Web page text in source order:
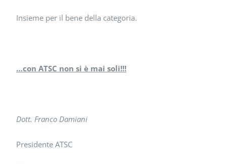
Insieme per il bene della categoria.
…con ATSC non si è mai soli!!!
Dott. Franco Damiani
Presidente ATSC